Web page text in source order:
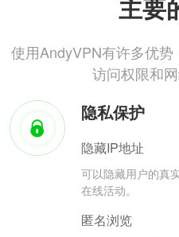
主要
使用AndyVPN有许多优势
访问权限和
隐私保护
隐藏IP地址
可以隐藏用户的真
在线活动。
匿名浏览